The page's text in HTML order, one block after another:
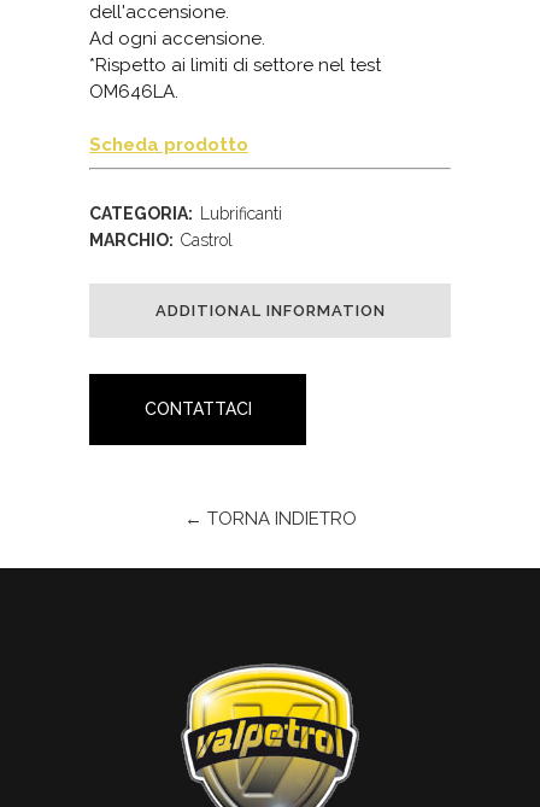
dell'accensione.
Ad ogni accensione.
*Rispetto ai limiti di settore nel test
OM646LA.
Scheda prodotto
CATEGORIA: Lubrificanti
MARCHIO: Castrol
ADDITIONAL INFORMATION
CONTATTACI
← TORNA INDIETRO